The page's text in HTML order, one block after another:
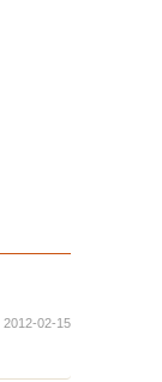
2012-02-15